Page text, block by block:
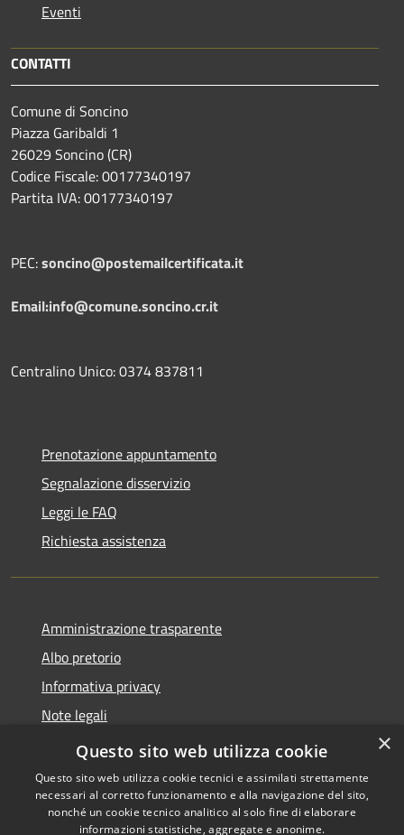
Eventi
CONTATTI
Comune di Soncino
Piazza Garibaldi 1
26029 Soncino (CR)
Codice Fiscale: 00177340197
Partita IVA: 00177340197
PEC:soncino@postemailcertificata.it
Email:info@comune.soncino.cr.it
Centralino Unico: 0374 837811
Prenotazione appuntamento
Segnalazione disservizio
Leggi le FAQ
Richiesta assistenza
Amministrazione trasparente
Albo pretorio
Informativa privacy
Note legali
Dichiarazione di accessibilità
×
Questo sito web utilizza cookie
Questo sito web utilizza cookie tecnici e assimilati strettamente
necessari al corretto funzionamento e alla navigazione del sito,
nonché un cookie tecnico analitico al solo fine di elaborare
informazioni statistiche, aggregate e anonime.